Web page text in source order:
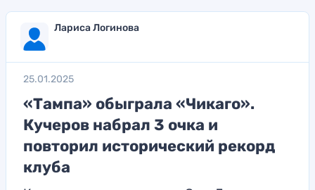
Лариса Логинова
25.01.2025
«Тампа» обыграла «Чикаго».
Кучеров набрал 3 очка и
повторил исторический рекорд
клуба